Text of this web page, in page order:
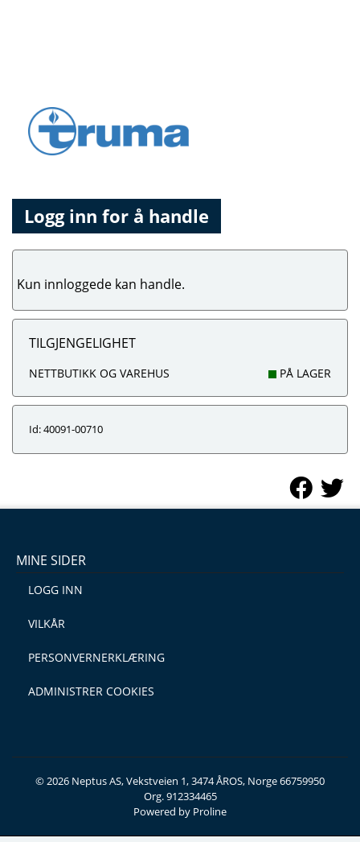
Logg inn for å handle
Kun innloggede kan handle.
TILGJENGELIGHET
NETTBUTIKK OG VAREHUS PÅ LAGER
Id: 40091-00710
MINE SIDER
LOGG INN
VILKÅR
PERSONVERNERKLÆRING
ADMINISTRER COOKIES
© 2026 Neptus AS, Vekstveien 1, 3474 ÅROS, Norge 66759950
Org. 912334465
Powered by Proline